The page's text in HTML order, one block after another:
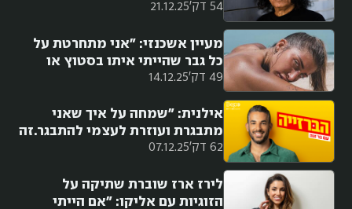
54 דק' 21.12.25
בספונטניות. החתונה שלנו הייתה
49 דק' 14.12.25
מעיין אשכנזי: "אני מתחרטת על
כל גבר שהייתי איתו בסטוץ או
בזוגיות. תעמיד לי אותם בשורה
62 דק' 07.12.25
אילנית: "שמחה על איך שאני
מתבגרת ועוזרת לעצמי להתבגר.זה
לירז ארז שוברת שתיקה על
הזוגיות עם אליקו: "אם הייתי